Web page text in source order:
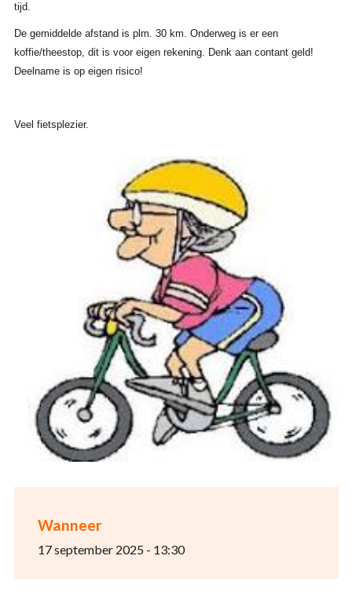
Wanneer
17 september 2025 - 13:30
tijd.
De gemiddelde afstand is plm. 30 km. Onderweg is er een
koffie/theestop, dit is voor eigen rekening. Denk aan contant geld!
Deelname is op eigen risico!
Veel fietsplezier.